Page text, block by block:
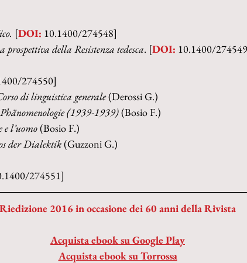
[DOI: 10.1400/274548]
prospettiva della Resistenza tedesca. [DOI: 10.1400/
274550]
di linguistica generale (Derossi G.)
(1939-1939) (Bosio F.)
e l’uomo (Bosio F.)
der Dialektik (Guzzoni G.)
274551]
Riedizione 2016 in occasione dei 60 anni della Rivista
Acquista ebook su Google Play
Acquista ebook su Torrossa